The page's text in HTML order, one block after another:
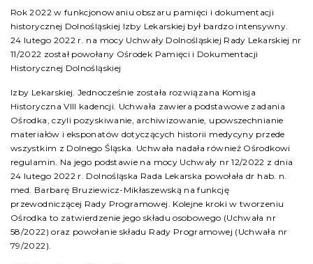
Rok 2022 w funkcjonowaniu obszaru pamięci i dokumentacji
historycznej Dolnośląskiej Izby Lekarskiej był bardzo intensywny.
24 lutego 2022 r. na mocy Uchwały Dolnośląskiej Rady Lekarskiej nr
11/2022 został powołany Ośrodek Pamięci i Dokumentacji
Historycznej Dolnośląskiej
Izby Lekarskiej. Jednocześnie została rozwiązana Komisja
Historyczna VIII kadencji. Uchwała zawiera podstawowe zadania
Ośrodka, czyli pozyskiwanie, archiwizowanie, upowszechnianie
materiałów i eksponatów dotyczących historii medycyny przede
wszystkim z Dolnego Śląska. Uchwała nadała również Ośrodkowi
regulamin. Na jego podstawie na mocy Uchwały nr 12/2022 z dnia
24 lutego 2022 r. Dolnośląska Rada Lekarska powołała dr hab. n.
med. Barbarę Bruziewicz-Mikłaszewską na funkcję
przewodniczącej Rady Programowej. Kolejne kroki w tworzeniu
Ośrodka to zatwierdzenie jego składu osobowego (Uchwała nr
58/2022) oraz powołanie składu Rady Programowej (Uchwała nr
79/2022).